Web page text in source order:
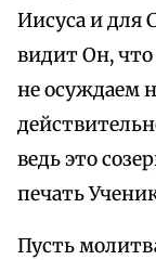
Иисуса и для
видит Он,
не осуждаем
ведь это
печать
Пусть